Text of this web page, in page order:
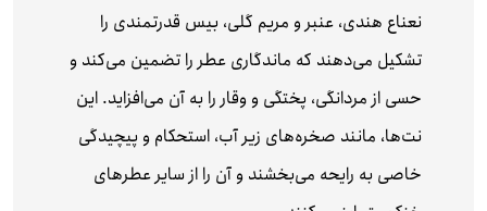
نعناع هندی، عنبر و مریم گلی، بیس قدرتمندی را
تشکیل می‌دهند که ماندگاری عطر را تضمین می‌کند و
حسی از مردانگی، پختگی و وقار را به آن می‌افزاید. این
نت‌ها، مانند صخره‌های زیر آب، استحکام و پیچیدگی
خاصی به رایحه می‌بخشند و آن را از سایر عطرهای